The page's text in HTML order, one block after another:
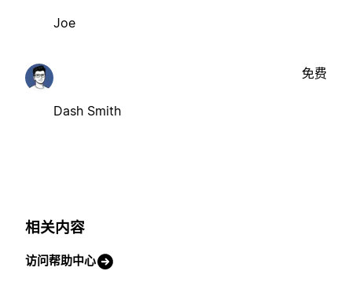
Joe
Dash Smith
免费
相关内容
访问帮助中心